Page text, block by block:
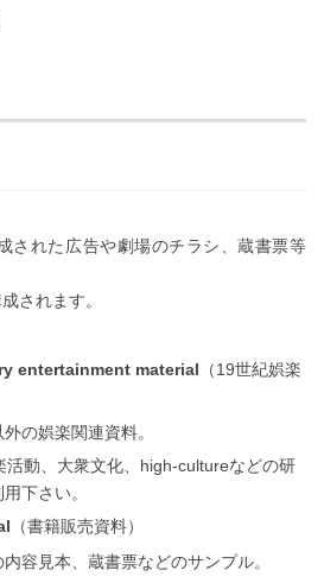
された広告や劇場のチラシ、蔵書票等
されます。
entertainment material （19世紀娯楽
の娯楽関連資料。
活動、大衆文化、high-cultureなどの研
下さい。
（書籍販売資料）
容見本、蔵書票などのサンプル。